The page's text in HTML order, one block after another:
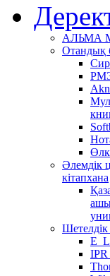
АЛЬМА
Отандық
Әлемдік
кітапхана
Шетелдік